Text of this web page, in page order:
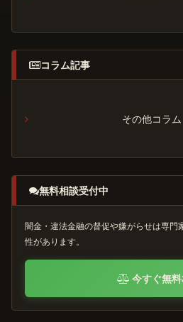
コラム記事
その他コラム
無料相談受付中
闇金・違法金融の督促や嫌がらせは専門
性があります。
今すぐ無